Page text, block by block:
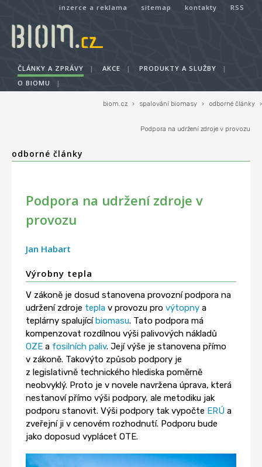
inzerce a reklama sitemap kontakty RSS
ČLÁNKY A ZPRÁVY | AKCE | PRODUKTY A SLUŽBY
|
O BIOMU
|
biom.cz › spalování biomasy › odborné články ›
Podpora na udržení zdroje v provozu
odborné články
Podpora na udržení zdroje v
provozu
Jan Habart
Výrobny tepla
V zákoně je dosud stanovena provozní podpora na
udržení zdroje tepla v provozu provýtopny a
teplárny spalujícíbiomasu. Tato podpora má
kompenzovat rozdílnou výši palivových nákladů
OZE a fosilních paliv. Její výše je stanovena přímo
v zákoně. Takovýto způsob podpory je
z legislativně technického hlediska poměrně
neobvyklý. Proto je v novele navržena úprava, která
nestanoví přímo výši podpory, ale metodiku jak
podporu stanovit. Výši podpory tak vypočte ERÚ a
zveřejní ji v cenovém rozhodnutí. Podporu bude
jako doposud vyplácet OTE.